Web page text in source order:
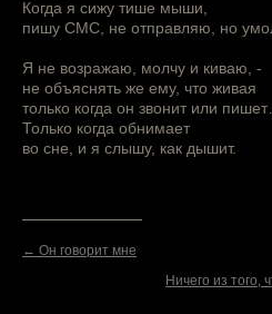
Когда я сижу тише мыши,
пишу СМС, не отправляю, но
Я не возражаю, молчу и киваю, -
не объяснять же ему, что живая
только когда он звонит или
Только когда обнимает
во сне, и я слышу, как дышит.
← Он говорит мне
Ничего из того,